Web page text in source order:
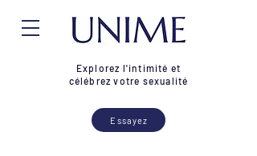
Essayez
Explorez l'intimité et
célébrez votre sexualité